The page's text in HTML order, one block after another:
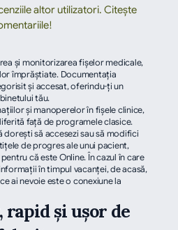
altor utilizatori. Citește
și monitorizarea fișelor medicale,
împrăștiate. Documentația
și accesat, oferindu-ți un
tău.
şi manoperelor în fişele clinice,
faţă de programele clasice.
să accesezi sau să modifici
de progres ale unui pacient,
că este Online. În cazul în care
în timpul vacanţei, de acasă,
ai nevoie este o conexiune la
și ușor de